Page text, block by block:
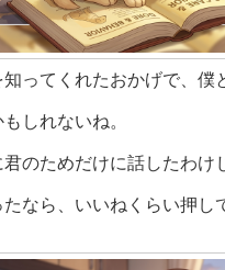
ってくれたおかげで、僕
しれないね。
君のためだけに話したわけ
なら、いいねくらい押し